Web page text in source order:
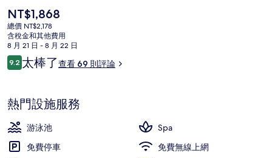
集
目
前
的
價
格
是
NT$1,868
總價 NT$2,178
含稅金和其他費用
8 月 21 日 - 8 月 22 日
評
論
9.29.2 分，滿分 10 分，
太棒了查看 69 則評論
熱門設施服務
游泳池
Spa
免費停車
免費無線上網